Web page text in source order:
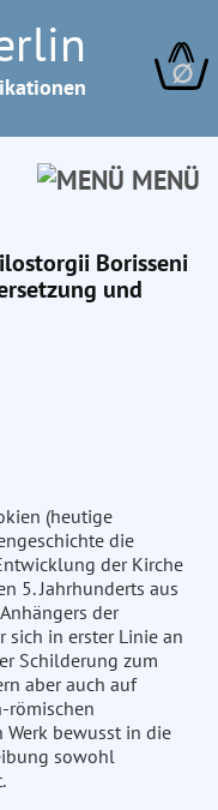
∅
MENÜ
Borisseni
und
(heutige
die
der Kirche
5. Jahrhunderts aus
der
sich in erster Linie an
Schilderung zum
aber auch auf
römischen
bewusst in die
sowohl